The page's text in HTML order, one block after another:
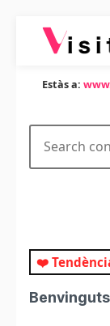
Estàs a:
❤️